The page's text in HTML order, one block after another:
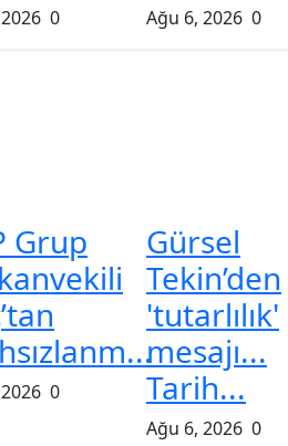
0 Ağu 6, 2026 0
Grup
0
Gürsel
Tekin’den
'tutarlılık'
mesajı...
Tarih...
Ağu 6, 2026 0